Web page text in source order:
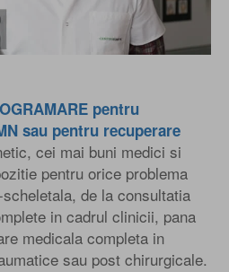
pentru
sau pentru recuperare
cei mai buni medici si
pentru orice problema
de la consultatia
in cadrul clinicii, pana
medicala completa in
sau post chirurgicale.